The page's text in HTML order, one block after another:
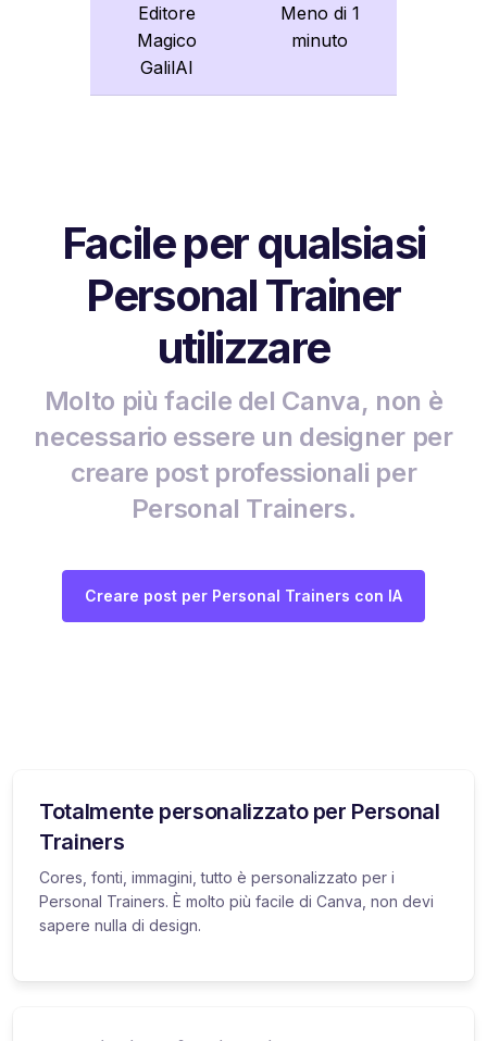
Editore
Magico
GalilAI
Meno di 1
minuto
Facile per qualsiasi
Personal Trainer
utilizzare
Molto più facile del Canva, non è
necessario essere un designer per
creare post professionali per
Personal Trainers.
Creare post per Personal Trainers con IA
Totalmente personalizzato per Personal
Trainers
Cores, fonti, immagini, tutto è personalizzato per i
Personal Trainers. È molto più facile di Canva, non devi
sapere nulla di design.